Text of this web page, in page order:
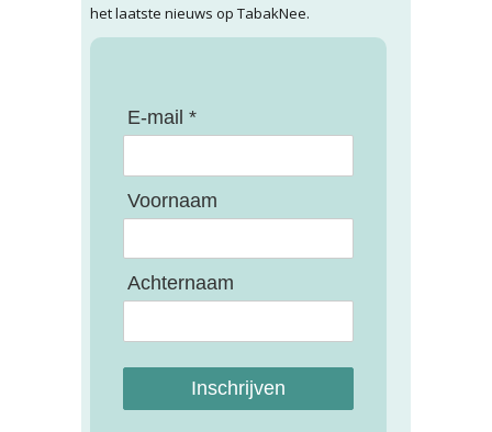
het laatste nieuws op TabakNee.
E-mail *
Voornaam
Achternaam
Inschrijven